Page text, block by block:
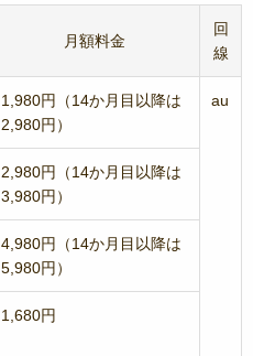
月額料金
回
線
1,980円（14か月目以降は
2,980円）
au
2,980円（14か月目以降は
3,980円）
4,980円（14か月目以降は
5,980円）
1,680円